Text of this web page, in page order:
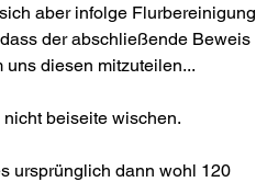
aber infolge Flurbereinigung
der abschließende Beweis
diesen mitzuteilen...
beiseite wischen.
ursprünglich dann wohl 120